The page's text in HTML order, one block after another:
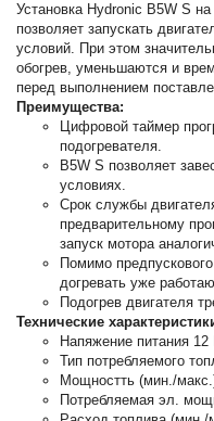
Установка Hydronic B5W S
позволяет запускать
условий. При этом
обогрев, уменьшаются и
перед выполнением
Преимущества:
Цифровой таймер
подогревателя.
B5W S позволяет
условиях.
Срок службы
предварительному
запуск мотора
Помимо
догревать уже
Подогрев двигателя
Технические
Напяжение питания 12
Тип потребляемого
Мощностть (мин./
Потребляемая эл.